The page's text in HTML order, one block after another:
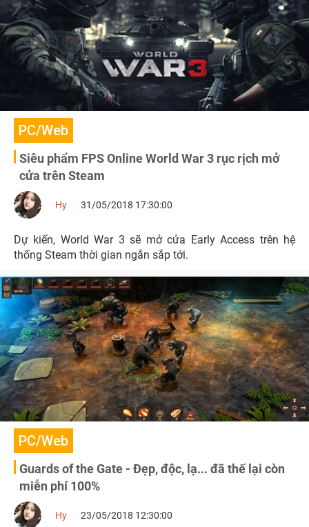
PC/Web
Siêu phẩm FPS Online World War 3 rục rịch mở
cửa trên Steam
Hy 31/05/2018 17:30:00
Dự kiến, World War 3 sẽ mở cửa Early Access trên hệ
thống Steam thời gian ngắn sắp tới.
PC/Web
Guards of the Gate - Đẹp, độc, lạ... đã thế lại còn
miễn phí 100%
Hy 23/05/2018 12:30:00